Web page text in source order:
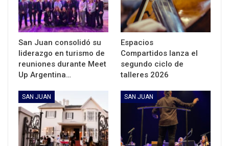
San Juan consolidó su
liderazgo en turismo de
reuniones durante Meet
Up Argentina…
Espacios
Compartidos lanza el
segundo ciclo de
talleres 2026
SAN JUAN SAN JUAN